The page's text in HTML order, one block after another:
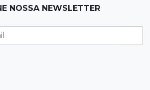
teste da urna, mas diz que
NOSSA NEWSLETTER